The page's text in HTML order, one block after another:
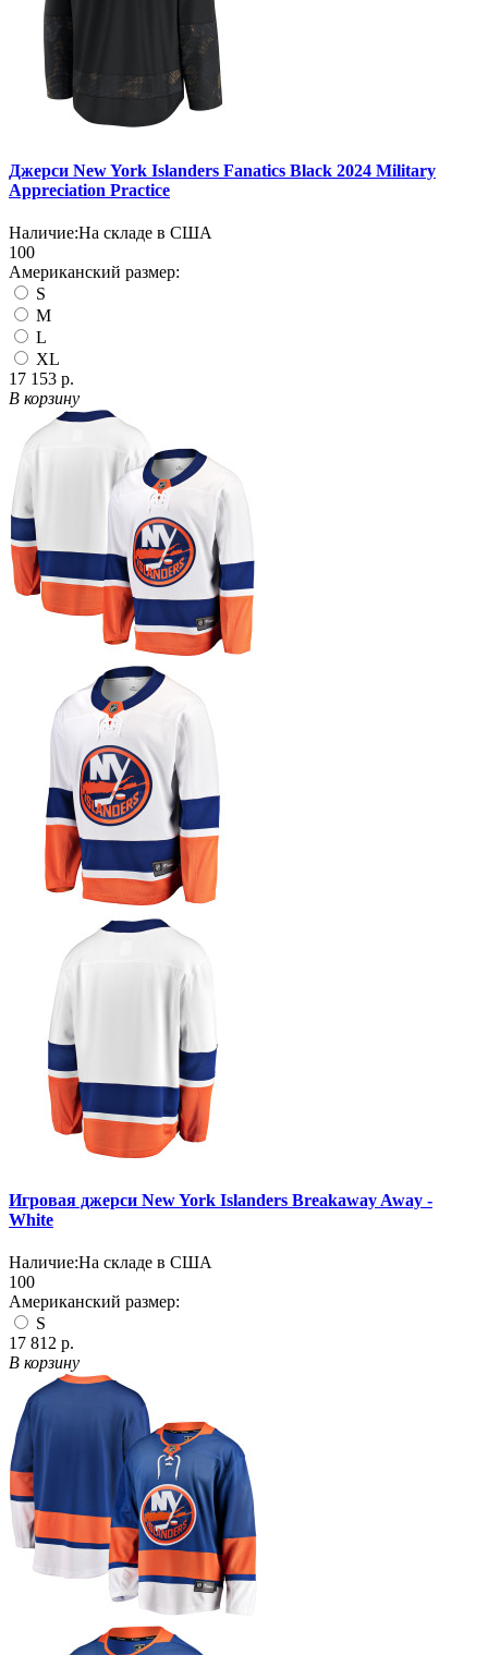
Джерси New York Islanders Fanatics Black 2024 Military
Appreciation Practice
Наличие:На складе в США
100
Американский размер:
S
M
L
XL
17 153 р.
В корзину
Игровая джерси New York Islanders Breakaway Away -
White
Наличие:На складе в США
100
Американский размер:
S
17 812 р.
В корзину